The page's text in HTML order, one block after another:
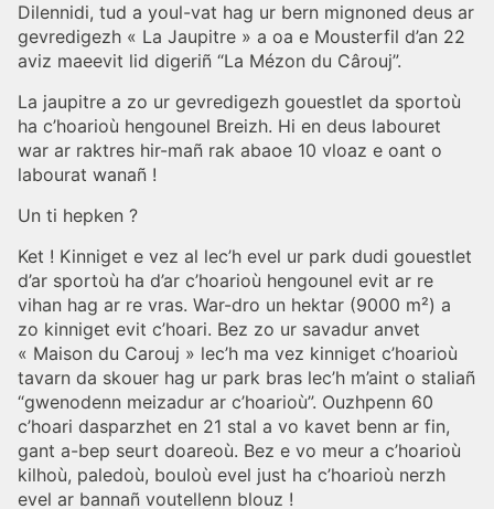
Dilennidi, tud a youl-vat hag ur bern mignoned deus ar
gevredigezh « La Jaupitre » a oa e Mousterfil d’an 22
aviz maeevit lid digeriñ “La Mézon du Cârouj”.
La jaupitre a zo ur gevredigezh gouestlet da sportoù
ha c’hoarioù hengounel Breizh. Hi en deus labouret
war ar raktres hir-mañ rak abaoe 10 vloaz e oant o
labourat wanañ !
Un ti hepken ?
Ket ! Kinniget e vez al lec’h evel ur park dudi gouestlet
d’ar sportoù ha d’ar c’hoarioù hengounel evit ar re
vihan hag ar re vras. War-dro un hektar (9000 m²) a
zo kinniget evit c’hoari. Bez zo ur savadur anvet
« Maison du Carouj » lec’h ma vez kinniget c’hoarioù
tavarn da skouer hag ur park bras lec’h m’aint o staliañ
“gwenodenn meizadur ar c’hoarioù”. Ouzhpenn 60
c’hoari dasparzhet en 21 stal a vo kavet benn ar fin,
gant a-bep seurt doareoù. Bez e vo meur a c’hoarioù
kilhoù, paledoù, bouloù evel just ha c’hoarioù nerzh
evel ar bannañ voutellenn blouz !